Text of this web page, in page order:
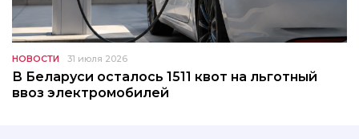
НОВОСТИ 31 июля 2026
В Беларуси осталось 1511 квот на льготный
ввоз электромобилей